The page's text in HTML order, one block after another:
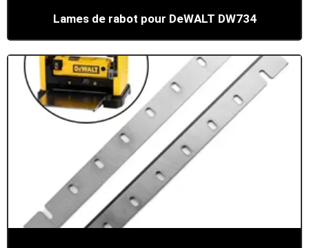
Lames de rabot pour DeWALT DW734